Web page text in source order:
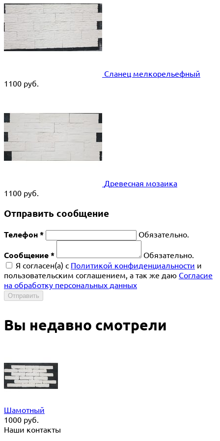
Сланец мелкорельефный
1100 руб.
Древесная мозаика
1100 руб.
Отправить сообщение
Телефон * Обязательно.
Сообщение *
Обязательно.
Я согласен(a) с Политикой конфиденциальности и
пользовательским соглашением, а так же даю Согласие
на обработку персональных данных
Отправить
Вы недавно смотрели
Шамотный
1000 руб.
Наши контакты